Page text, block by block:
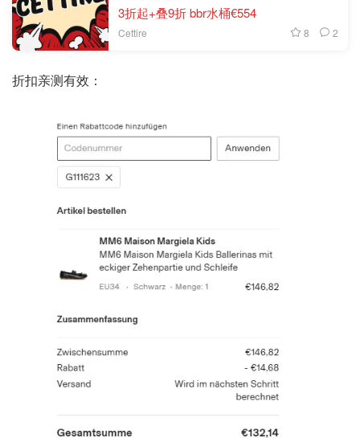
3折起+叠9折 bbr水桶€554
Cettire 8 2
折扣亲测有效：